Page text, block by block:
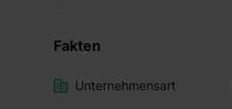
Fakten
Unternehmensart